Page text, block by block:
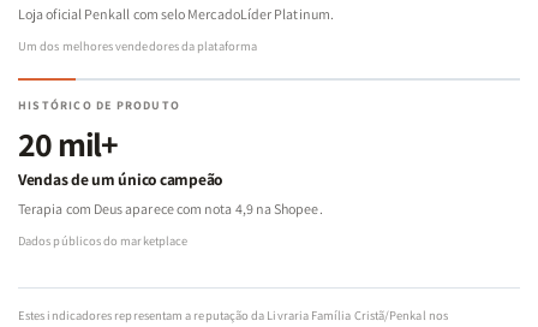
Loja oficial Penkall com selo MercadoLíder Platinum.
Um dos melhores vendedores da plataforma
HISTÓRICO DE PRODUTO
20 mil+
Vendas de um único campeão
Terapia com Deus aparece com nota 4,9 na Shopee.
Dados públicos do marketplace
Estes indicadores representam a reputação da Livraria Família Cristã/Penkal nos